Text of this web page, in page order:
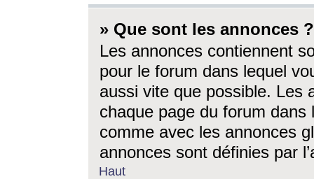
» Que sont les annonces ?
Les annonces contiennent
pour le forum dans lequel
aussi vite que possible. Les
chaque page du forum dans
comme avec les annonces
annonces sont définies par
Haut